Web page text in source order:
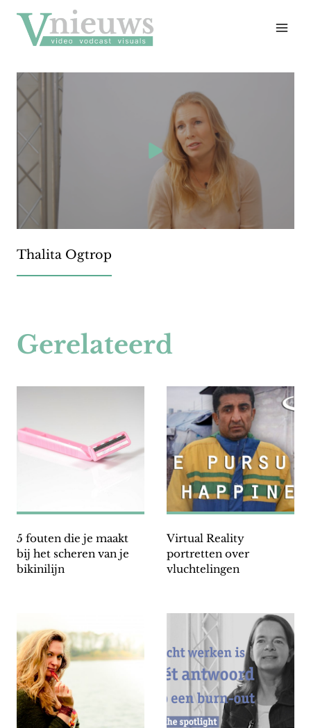
naar
inhoud
Thalita Ogtrop
Gerelateerd
5 fouten die je maakt
bij het scheren van je
bikinilijn
Virtual Reality
portretten over
vluchtelingen